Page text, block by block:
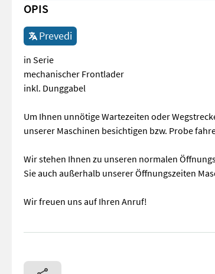
OPIS
Prevedi
in Serie
mechanischer Frontlader
inkl. Dunggabel
Um Ihnen unnötige Wartezeiten oder
unserer Maschinen besichtigen bzw. Probe
Wir stehen Ihnen zu unseren normalen
Sie auch außerhalb unserer Öffnungszeiten
Wir freuen uns auf Ihren Anruf!
in Serie mechanischer Frontlader inkl.